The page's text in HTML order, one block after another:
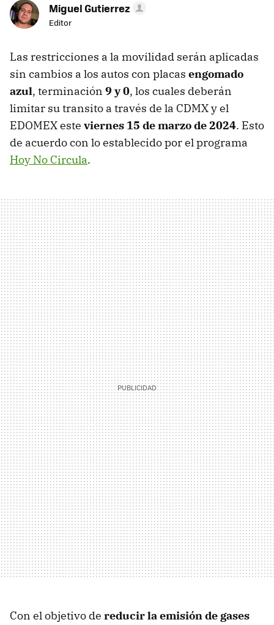
Miguel Gutierrez
Editor
Las restricciones a la movilidad serán aplicadas
sin cambios a los autos con placas engomado
azul, terminación 9 y 0, los cuales deberán
limitar su transito a través de la CDMX y el
EDOMEX este viernes 15 de marzo de 2024. Esto
de acuerdo con lo establecido por el programa
Hoy No Circula.
Con el objetivo de reducir la emisión de gases